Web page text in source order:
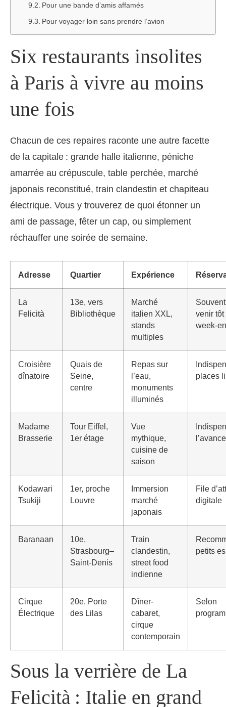
Pour une bande d’amis affamés
Pour voyager loin sans prendre l’avion
Six restaurants insolites
à Paris à vivre au moins
une fois
Chacun de ces repaires raconte une autre facette
de la capitale : grande halle italienne, péniche
amarrée au crépuscule, table perchée, marché
japonais reconstitué, train clandestin et chapiteau
électrique. Vous y trouverez de quoi étonner un
ami de passage, fêter un cap, ou simplement
réchauffer une soirée de semaine.
Adresse Quartier Expérience
La
Felicità
13e, vers
Bibliothèque
Marché
italien XXL,
stands
multiples
venir tôt
week-
Croisière
dînatoire
Quais de
Seine,
centre
Repas sur
l’eau,
monuments
illuminés
places
Madame
Brasserie
Tour Eiffel,
1er étage
Vue
mythique,
cuisine de
saison
l’avance
Kodawari
Tsukiji
1er, proche
Louvre
Immersion
marché
japonais
File
digitale
Baranaan
10e,
Strasbourg–
Saint-Denis
Train
clandestin,
street food
indienne
petits
Cirque
Électrique
20e, Porte
des Lilas
Dîner-
cabaret,
cirque
contemporain
Selon
Sous la verrière de La
Felicità : Italie en grand